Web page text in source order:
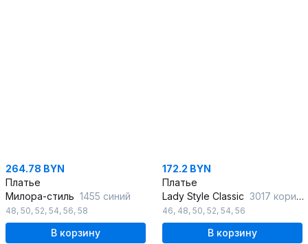
264.78 BYN
Платье
Милора-стиль 1455 синий
48, 50, 52, 54, 56, 58
В корзину
172.2 BYN
Платье
Lady Style Classic 3017 коричневые-тона
46, 48, 50, 52, 54, 56
В корзину